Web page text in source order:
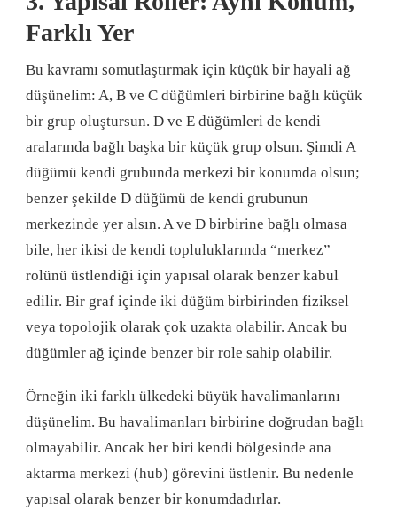
Farklı Yer
Bu kavramı somutlaştırmak için küçük bir hayali ağ
düşünelim: A, B ve C düğümleri birbirine bağlı küçük
bir grup oluştursun. D ve E düğümleri de kendi
aralarında bağlı başka bir küçük grup olsun. Şimdi A
düğümü kendi grubunda merkezi bir konumda olsun;
benzer şekilde D düğümü de kendi grubunun
merkezinde yer alsın. A ve D birbirine bağlı olmasa
bile, her ikisi de kendi topluluklarında “merkez”
rolünü üstlendiği için yapısal olarak benzer kabul
edilir. Bir graf içinde iki düğüm birbirinden fiziksel
veya topolojik olarak çok uzakta olabilir. Ancak bu
düğümler ağ içinde benzer bir role sahip olabilir.
Örneğin iki farklı ülkedeki büyük havalimanlarını
düşünelim. Bu havalimanları birbirine doğrudan bağlı
olmayabilir. Ancak her biri kendi bölgesinde ana
aktarma merkezi (hub) görevini üstlenir. Bu nedenle
yapısal olarak benzer bir konumdadırlar.